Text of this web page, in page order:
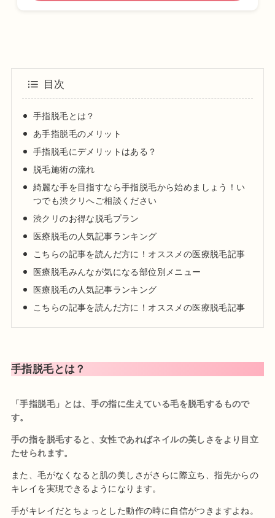
目次
手指脱毛とは？
あ手指脱毛のメリット
手指脱毛にデメリットはある？
脱毛施術の流れ
綺麗な手を目指すなら手指脱毛から始めましょう！い
つでも渋クリへご相談ください
渋クリのお得な脱毛プラン
医療脱毛の人気記事ランキング
こちらの記事を読んだ方に！オススメの医療脱毛記事
医療脱毛みんなが気になる部位別メニュー
医療脱毛の人気記事ランキング
こちらの記事を読んだ方に！オススメの医療脱毛記事
手指脱毛とは？
「手指脱毛」とは、手の指に生えている毛を脱毛するもので
す。
手の指を脱毛すると、女性であればネイルの美しさをより目立
たせられます。
また、毛がなくなると肌の美しさがさらに際立ち、指先からの
キレイを実現できるようになります。
手がキレイだとちょっとした動作の時に自信がつきますよね。